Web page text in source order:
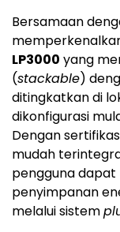
Bersamaan
LP3000 yang
(stackable)
ditingkatkan di
dikonfigurasi
Dengan
mudah
pengguna dapat
penyimpanan
melalui sistem